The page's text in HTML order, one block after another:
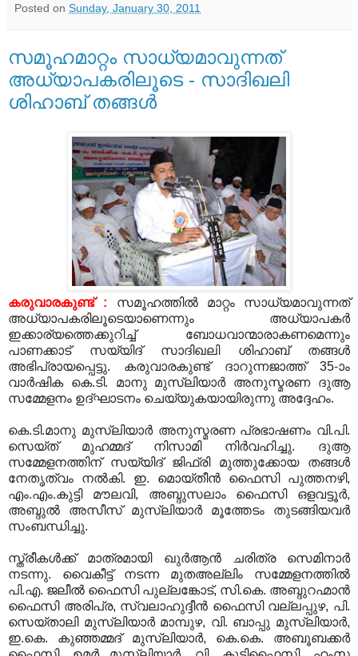
Posted on Sunday, January 30, 2011
സമൂഹമാറ്റം സാധ്യമാവുന്നത്
അധ്യാപകരിലൂടെ - സാദിഖലി
ശിഹാബ് തങ്ങള്‍
കരുവാരകുണ്ട് : സമൂഹത്തില്‍ മാറ്റം സാധ്യമാവുന്നത്
അധ്യാപകരിലൂടെയാണെന്നും അധ്യാപകര്‍
ഇക്കാര്യത്തെക്കുറിച്ച്‌ ബോധവാന്മാരാകണമെന്നും
പാണക്കാട് സയ്യിദ് സാദിഖലി ശിഹാബ് തങ്ങള്‍
അഭിപ്രായപ്പെട്ടു. കരുവാരകുണ്ട് ദാറുന്നജാത്ത് 35-ാം
വാര്‍ഷിക കെ.ടി. മാനു മുസ്‌ലിയാര്‍ അനുസ്മരണ ദുആ
സമ്മേളനം ഉദ്ഘാടനം ചെയ്യുകയായിരുന്നു അദ്ദേഹം.
കെ.ടി.മാനു മുസ്‌ലിയാര്‍ അനുസ്മരണ പ്രഭാഷണം വി.പി.
സെയ്ത് മുഹമ്മദ് നിസാമി നിര്‍വഹിച്ചു. ദുആ
സമ്മേളനത്തിന് സയ്യിദ് ജിഫ്രി മുത്തുക്കോയ തങ്ങള്‍
നേതൃത്വം നല്‍കി. ഇ. മൊയ്തീന്‍ ഫൈസി പുത്തനഴി,
എം.എം.കുട്ടി മൗലവി, അബ്ദുസലാം ഫൈസി ഒളവട്ടൂര്‍,
അബ്ദുല്‍ അസീസ് മുസ്‌ലിയാര്‍ മൂത്തേടം തുടങ്ങിയവര്‍
സംബന്ധിച്ചു.
സ്ത്രീകള്‍ക്ക് മാത്രമായി ഖുര്‍ആന്‍ ചരിത്ര സെമിനാര്‍
നടന്നു. വൈകീട്ട് നടന്ന മുതഅല്ലിം സമ്മേളനത്തില്‍
പി.എ. ജലീല്‍ ഫൈസി പുല്ലങ്കോട്, സി.കെ. അബ്ദുറഹ്മാന്‍
ഫൈസി അരിപ്ര, സ്വലാഹുദ്ദീന്‍ ഫൈസി വല്ലപ്പുഴ, പി.
സെയ്താലി മുസ്‌ലിയാര്‍ മാമ്പുഴ, വി. ബാപ്പു മുസ്‌ലിയാര്‍,
ഇ.കെ. കുഞ്ഞമ്മദ് മുസ്‌ലിയാര്‍, കെ.കെ. അബൂബക്കര്‍